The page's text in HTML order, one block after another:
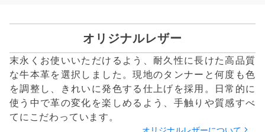
オリジナルレザー
末永くお使いいただけるよう、耐久性に長けた高品質
な牛本革を選択しました。現地のタンナーと何度も色
を調整し、きれいに発色する仕上げを採用。日常的に
使う中で革の変化を楽しめるよう、手触りや質感すべ
てにこだわっています。
オリジナルレザーについて